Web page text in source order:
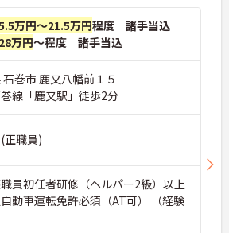
万円～21.5万円程度 諸手当込
万円～程度 諸手当込
石巻市 鹿又八幡前１５
巻線「鹿又駅」徒歩2分
正職員)
員初任者研修（ヘルパー2級）以上
動車運転免許必須（AT可） （経験